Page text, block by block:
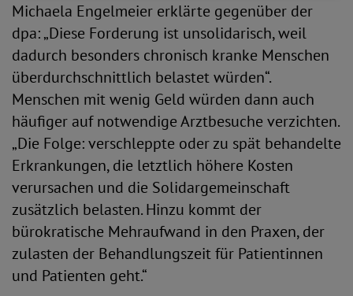
Michaela Engelmeier erklärte gegenüber der
dpa: „Diese Forderung ist unsolidarisch, weil
dadurch besonders chronisch kranke Menschen
überdurchschnittlich belastet würden“.
Menschen mit wenig Geld würden dann auch
häufiger auf notwendige Arztbesuche verzichten.
„Die Folge: verschleppte oder zu spät behandelte
Erkrankungen, die letztlich höhere Kosten
verursachen und die Solidargemeinschaft
zusätzlich belasten. Hinzu kommt der
bürokratische Mehraufwand in den Praxen, der
zulasten der Behandlungszeit für Patientinnen
und Patienten geht.“